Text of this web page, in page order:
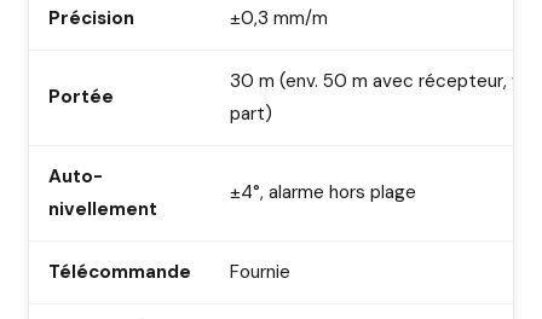
Précision ±0,3 mm/m
Portée
30 m (env. 50 m avec récepteur,
part)
Auto-
nivellement
±4°, alarme hors plage
Télécommande Fournie